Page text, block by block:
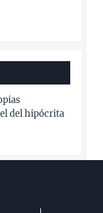
del hipócrita